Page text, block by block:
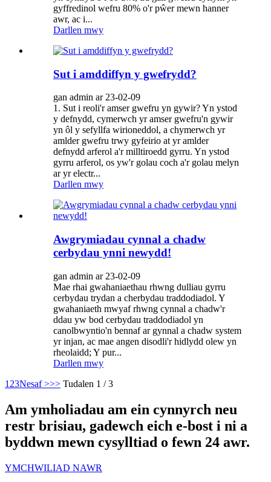
gyffredinol wefru 80% o'r pŵer mewn hanner
awr, ac i...
Darllen mwy
Sut i amddiffyn y gwefrydd?
gan admin ar 23-02-09
1. Sut i reoli'r amser gwefru yn gywir? Yn ystod
y defnydd, cymerwch yr amser gwefru'n gywir
yn ôl y sefyllfa wirioneddol, a chymerwch yr
amlder gwefru trwy gyfeirio at yr amlder
defnydd arferol a'r milltiroedd gyrru. Yn ystod
gyrru arferol, os yw'r golau coch a'r golau melyn
ar yr electr...
Darllen mwy
Awgrymiadau cynnal a chadw
cerbydau ynni newydd!
gan admin ar 23-02-09
Mae rhai gwahaniaethau rhwng dulliau gyrru
cerbydau trydan a cherbydau traddodiadol. Y
gwahaniaeth mwyaf rhwng cynnal a chadw'r
ddau yw bod cerbydau traddodiadol yn
canolbwyntio'n bennaf ar gynnal a chadw system
yr injan, ac mae angen disodli'r hidlydd olew yn
rheolaidd; Y pur...
Darllen mwy
1 23Nesaf >>> Tudalen 1 / 3
Am ymholiadau am ein cynnyrch neu
restr brisiau, gadewch eich e-bost i ni a
byddwn mewn cysylltiad o fewn 24 awr.
YMCHWILIAD NAWR